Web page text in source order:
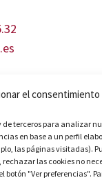
el consentimiento
de terceros para analizar
en base a un perfil
las páginas visitadas).
las cookies no
botón "Ver preferencias".